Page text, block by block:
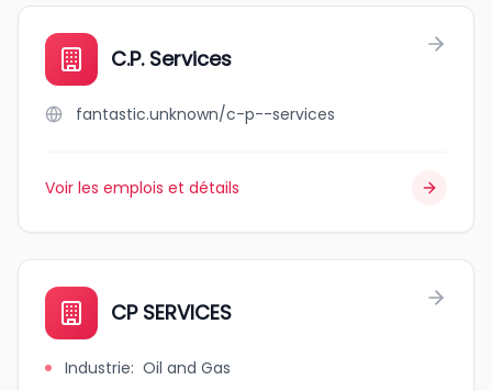
C.P. Services
fantastic.unknown/c-p--services
Voir les emplois et détails
CP SERVICES
Industrie: Oil and Gas